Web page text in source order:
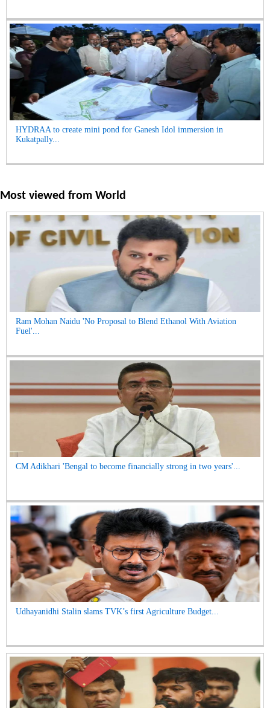
HYDRAA to create mini pond for Ganesh Idol immersion in
Kukatpally...
Most viewed from World
Ram Mohan Naidu 'No Proposal to Blend Ethanol With Aviation
Fuel'...
CM Adikhari 'Bengal to become financially strong in two years'...
Udhayanidhi Stalin slams TVK’s first Agriculture Budget...